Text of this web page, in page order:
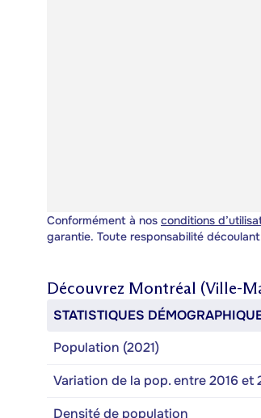
Conformément à nos conditions
garantie. Toute responsabilité
Découvrez Montréal (Ville-
STATISTIQUES
Population (2021)
Variation de la pop. entre 2016 et
Densité de population